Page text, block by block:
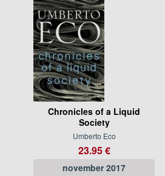
Chronicles of a Liquid
Society
Umberto Eco
23.95 €
november 2017